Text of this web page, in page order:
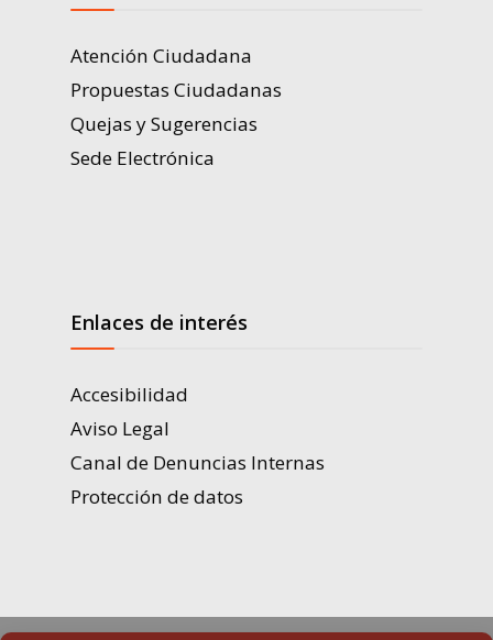
Atención Ciudadana
Propuestas Ciudadanas
Quejas y Sugerencias
Sede Electrónica
Enlaces de interés
Accesibilidad
Aviso Legal
Canal de Denuncias Internas
Protección de datos